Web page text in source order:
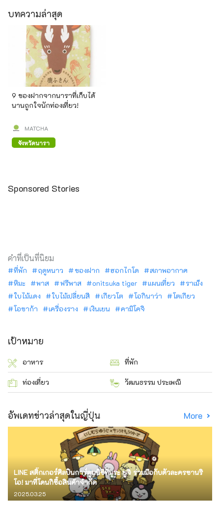
บทความล่าสุด
9 ของฝากจากนาราที่เก็บได้
นานถูกใจนักท่องเที่ยว!
MATCHA
จังหวัดนารา
Sponsored Stories
คำที่เป็นที่นิยม
ที่พัก ฤดูหนาว ของฝาก ฮอกไกโด
สภาพอากาศ
หิมะ
พาส ฟรีพาส onitsuka tiger แผนเที่ยว
ราเม็ง
ใบไม้แดง
ใบไม้เปลี่ยนสี เกียวโต โอกินาว่า
โตเกียว
โอซาก้า
เครื่องราง เงินเยน คามิโคจิ
เป้าหมาย
อาหาร ที่พัก
ท่องเที่ยว วัฒนธรรม ประเพณี
อัพเดทข่าวล่าสุดในญี่ปุ่น More
LINE สติ๊กเกอร์ศิลปินการ์ตูนนิชิทีมูระ ยูจิ ร่วมมือกับตัวละครซานริ
โอ! มาที่โดนกิซื้อสินค้าจำกัด
2025.03.25